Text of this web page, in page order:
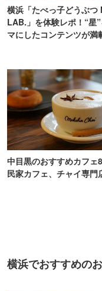
横浜「たべっ子どうぶつ
LAB.」を体験レポ！“星
マにしたコンテンツが満
中目黒のおすすめカフェ
民家カフェ、チャイ専門
横浜でおすすめの